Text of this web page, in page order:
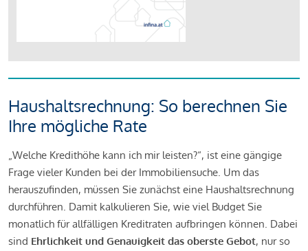
Haushaltsrechnung: So berechnen Sie
Ihre mögliche Rate
„Welche Kredithöhe kann ich mir leisten?“, ist eine gängige
Frage vieler Kunden bei der Immobiliensuche. Um das
herauszufinden, müssen Sie zunächst eine Haushaltsrechnung
durchführen. Damit kalkulieren Sie, wie viel Budget Sie
monatlich für allfälligen Kreditraten aufbringen können. Dabei
sind Ehrlichkeit und Genauigkeit das oberste Gebot, nur so